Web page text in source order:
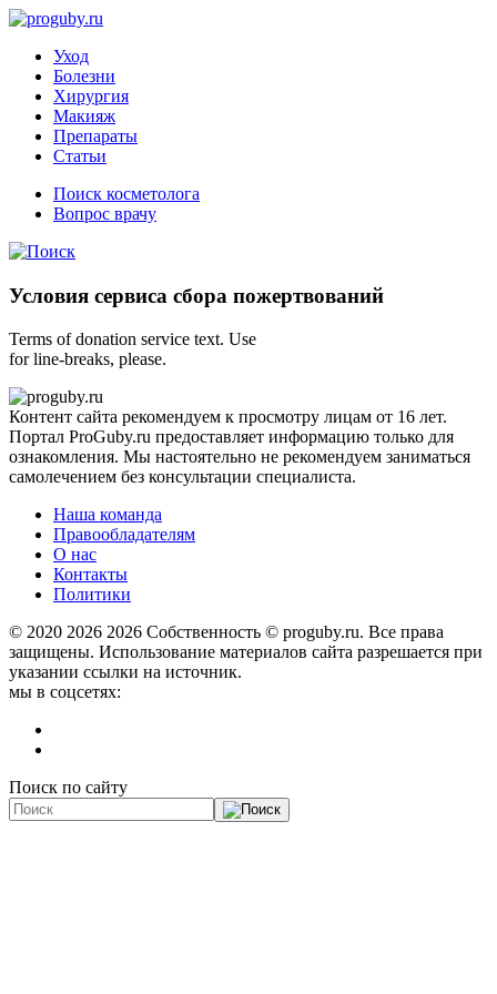
Уход
Болезни
Хирургия
Макияж
Препараты
Статьи
Поиск косметолога
Вопрос врачу
Условия сервиса сбора пожертвований
Terms of donation service text. Use
for line-breaks, please.
Контент сайта рекомендуем к просмотру лицам от 16 лет.
Портал ProGuby.ru предоставляет информацию только для
ознакомления. Мы настоятельно не рекомендуем заниматься
самолечением без консультации специалиста.
Наша команда
Правообладателям
О нас
Контакты
Политики
© 2020 2026 2026 Собственность © proguby.ru. Все права
защищены. Использование материалов сайта разрешается при
указании ссылки на источник.
мы в соцсетях:
Поиск по сайту